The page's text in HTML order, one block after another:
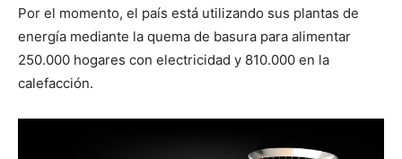
Por el momento, el país está utilizando sus plantas de
energía mediante la quema de basura para alimentar
250.000 hogares con electricidad y 810.000 en la
calefacción.